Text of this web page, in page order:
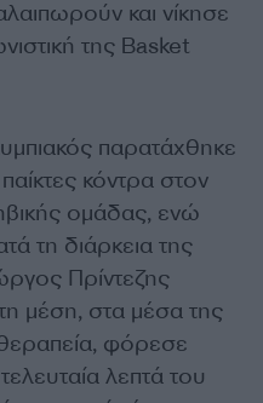
και νίκησε
της Basket
παρατάχθηκε
κόντρα στον
ομάδας, ενώ
τη διάρκεια της
Πρίντεζης
μέση, στα μέσα της
φόρεσε
λεπτά του